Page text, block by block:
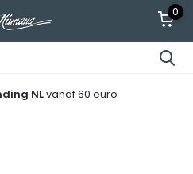
0
NLvanaf 60 euro